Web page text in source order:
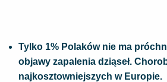
Tylko 1% Polaków nie ma
objawy zapalenia dziąseł.
najkosztowniejszych w Europie.